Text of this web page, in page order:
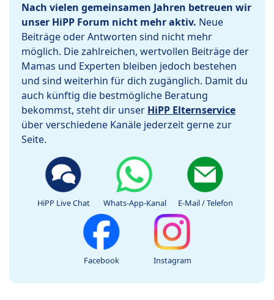
Nach vielen gemeinsamen Jahren betreuen wir
unser HiPP Forum nicht mehr aktiv. Neue
Beiträge oder Antworten sind nicht mehr
möglich. Die zahlreichen, wertvollen Beiträge der
Mamas und Experten bleiben jedoch bestehen
und sind weiterhin für dich zugänglich. Damit du
auch künftig die bestmögliche Beratung
bekommst, steht dir unser HiPP Elternservice
über verschiedene Kanäle jederzeit gerne zur
Seite.
HiPP Live Chat Whats-App-Kanal E-Mail / Telefon
Facebook Instagram